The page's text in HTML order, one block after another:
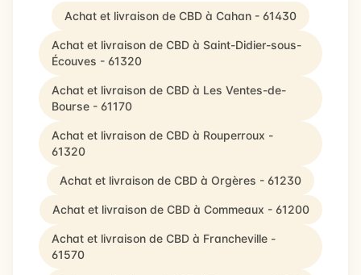
Achat et livraison de CBD à Cahan - 61430
Achat et livraison de CBD à Saint-Didier-sous-
Écouves - 61320
Achat et livraison de CBD à Les Ventes-de-
Bourse - 61170
Achat et livraison de CBD à Rouperroux -
61320
Achat et livraison de CBD à Orgères - 61230
Achat et livraison de CBD à Commeaux - 61200
Achat et livraison de CBD à Francheville -
61570